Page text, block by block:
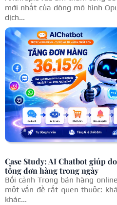
mới nhất của dòng mô hình
dịch...
Case Study: AI Chatbot giúp
tổng đơn hàng trong ngày
Bối cảnh Trong bán hàng
một vấn đề rất quen thuộc:
khác...